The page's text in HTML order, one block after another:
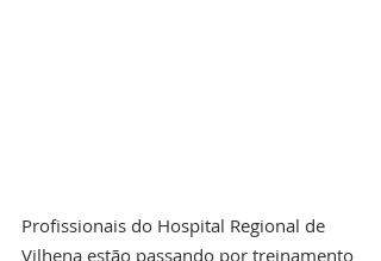
Profissionais do Hospital Regional de
Vilhena estão passando por treinamento